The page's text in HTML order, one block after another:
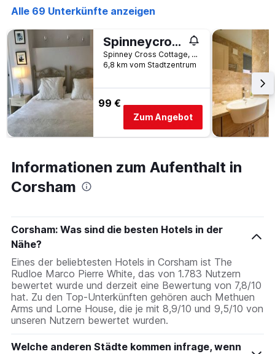
in
letzten
3
Tagen
gefunden
wurde.
Alle 69 Unterkünfte anzeigen
Spinneycross
Spinney Cross Cottage, Corsham, Großbritannien
6,8 km vom Stadtzentrum
99 €
Zum Angebot
Informationen zum Aufenthalt in
Corsham
Corsham: Was sind die besten Hotels in der
Nähe?
Eines der beliebtesten Hotels in Corsham ist The
Rudloe Marco Pierre White, das von 1.783 Nutzern
bewertet wurde und derzeit eine Bewertung von 7,8/10
hat. Zu den Top-Unterkünften gehören auch Methuen
Arms und Lorne House, die je mit 8,9/10 und 9,5/10 von
unseren Nutzern bewertet wurden.
Welche anderen Städte kommen infrage, wenn